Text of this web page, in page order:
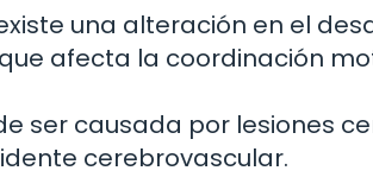
una alteración en el
afecta la coordinación
ser causada por lesiones
cerebrovascular.